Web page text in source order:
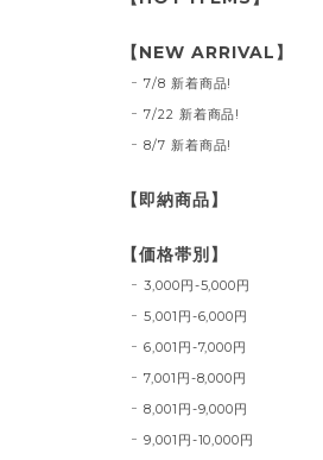
【NEW ARRIVAL】
7/8 新着商品!
7/22 新着商品!
8/7 新着商品!
【即納商品】
【価格帯別】
3,000円-5,000円
5,001円-6,000円
6,001円-7,000円
7,001円-8,000円
8,001円-9,000円
9,001円-10,000円